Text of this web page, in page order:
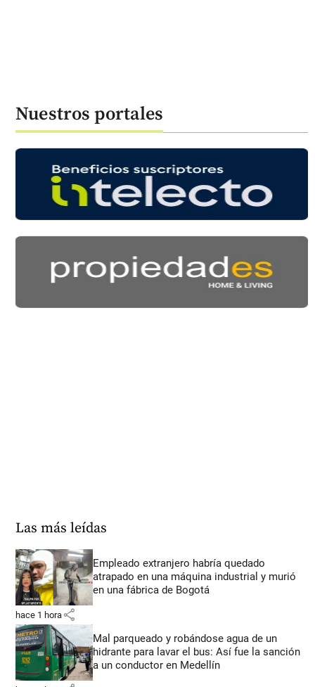
Nuestros portales
Las más leídas
Empleado extranjero habría quedado
atrapado en una máquina industrial y murió
en una fábrica de Bogotá
hace 1 hora share
Mal parqueado y robándose agua de un
hidrante para lavar el bus: Así fue la sanción
a un conductor en Medellín